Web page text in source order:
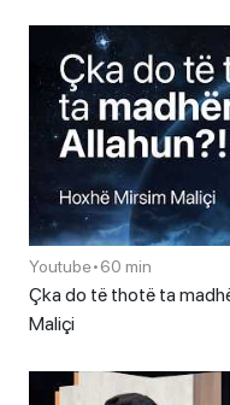
Youtube•60 min
Çka do të thotë ta
Maliçi